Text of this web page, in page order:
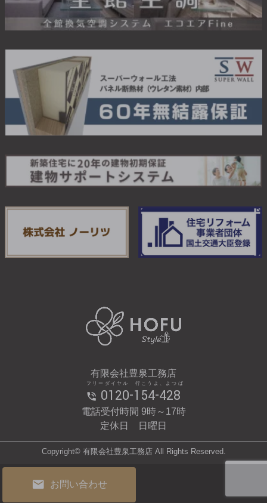
お問い合わせ
有限会社豊泉工務店
0120-154-428
フリーダイヤル 行こうよ、よつば
電話受付時間 9時～17時
定休日 日曜日
Copyright© 有限会社豊泉工務店 All Rights Reserved.